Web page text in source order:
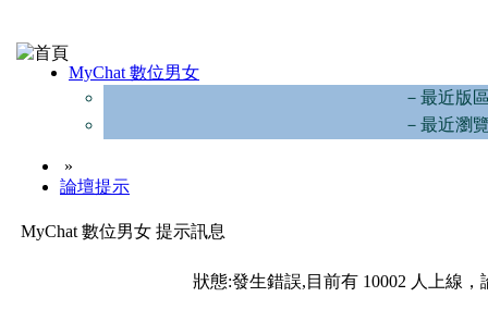
MyChat 數位男女
－最近版
－最近瀏
»
論壇提示
MyChat 數位男女 提示訊息
狀態:發生錯誤,目前有 10002 人上線